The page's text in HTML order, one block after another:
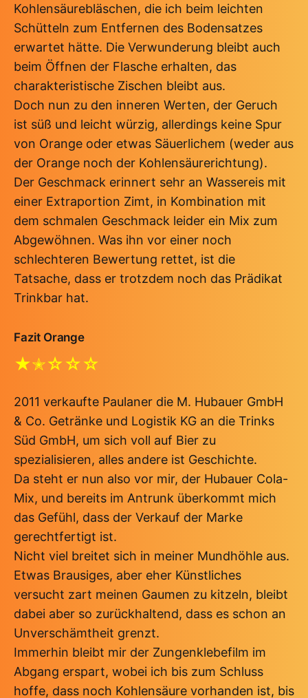
Kohlensäurebläschen, die ich beim leichten
Schütteln zum Entfernen des Bodensatzes
erwartet hätte. Die Verwunderung bleibt auch
beim Öffnen der Flasche erhalten, das
charakteristische Zischen bleibt aus.
Doch nun zu den inneren Werten, der Geruch
ist süß und leicht würzig, allerdings keine Spur
von Orange oder etwas Säuerlichem (weder aus
der Orange noch der Kohlensäurerichtung).
Der Geschmack erinnert sehr an Wassereis mit
einer Extraportion Zimt, in Kombination mit
dem schmalen Geschmack leider ein Mix zum
Abgewöhnen. Was ihn vor einer noch
schlechteren Bewertung rettet, ist die
Tatsache, dass er trotzdem noch das Prädikat
Trinkbar hat.
Fazit Orange
★✭☆☆☆
2011 verkaufte Paulaner die M. Hubauer GmbH
& Co. Getränke und Logistik KG an die Trinks
Süd GmbH, um sich voll auf Bier zu
spezialisieren, alles andere ist Geschichte.
Da steht er nun also vor mir, der Hubauer Cola-
Mix, und bereits im Antrunk überkommt mich
das Gefühl, dass der Verkauf der Marke
gerechtfertigt ist.
Nicht viel breitet sich in meiner Mundhöhle aus.
Etwas Brausiges, aber eher Künstliches
versucht zart meinen Gaumen zu kitzeln, bleibt
dabei aber so zurückhaltend, dass es schon an
Unverschämtheit grenzt.
Immerhin bleibt mir der Zungenklebefilm im
Abgang erspart, wobei ich bis zum Schluss
hoffe, dass noch Kohlensäure vorhanden ist, bis